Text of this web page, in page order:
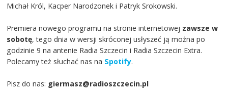
Michał Król, Kacper Narodzonek i Patryk Srokowski.
Premiera nowego programu na stronie internetowej zawsze w
sobotę, tego dnia w wersji skróconej usłyszeć ją można po
godzinie 9 na antenie Radia Szczecin i Radia Szczecin Extra.
Polecamy też słuchać nas na Spotify.
Pisz do nas: giermasz@radioszczecin.pl